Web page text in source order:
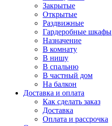
Закрытые
Открытые
Раздвижные
Гардеробные шкафы
Назначение
В комнату
В нишу
В спальню
В частный дом
На балкон
Доставка и оплата
Как сделать заказ
Доставка
Оплата и рассрочка